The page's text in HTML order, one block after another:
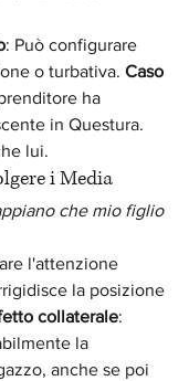
: Può configurare
o turbativa. Caso
ha
in Questura.
lui.
i Media
che mio figlio
l'attenzione
la posizione
collaterale:
la
anche se poi